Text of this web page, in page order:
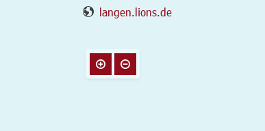
langen.lions.de